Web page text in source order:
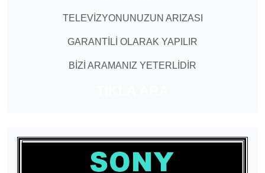
TELEVİZYONUNUZUN ARIZASI
GARANTİLİ OLARAK YAPILIR
BİZİ ARAMANIZ YETERLİDİR